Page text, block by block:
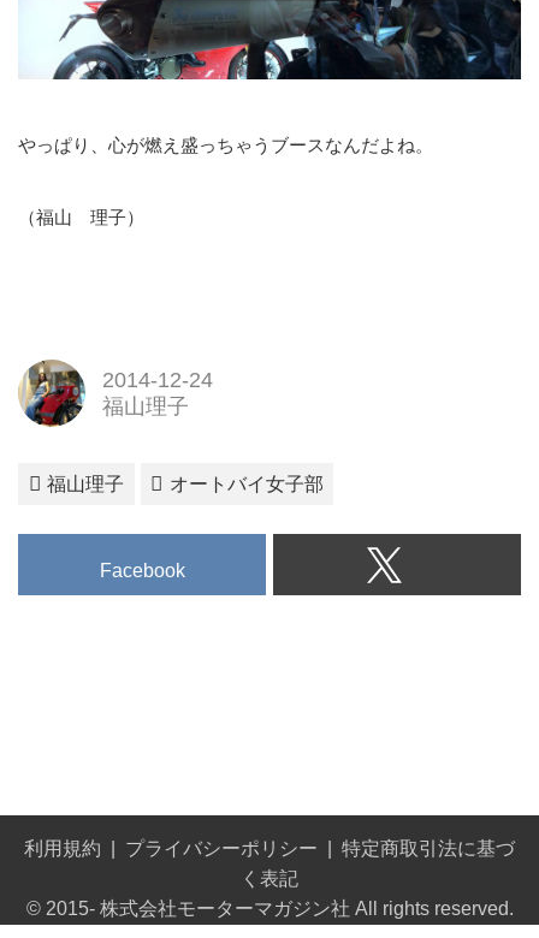
やっぱり、心が燃え盛っちゃうブースなんだよね。
（福山 理子）
2014-12-24
福山理子
福山理子 オートバイ女子部
Facebook
利用規約 プライバシーポリシー
特定商取引法に基づ
く表記
© 2015- 株式会社モーターマガジン社 All rights reserved.